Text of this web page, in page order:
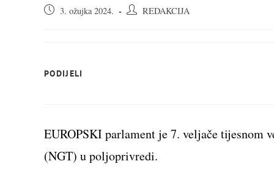
Objava3. ožujka 2024.
AutorREDAKCIJA
PODIJELI
EUROPSKI parlament je 7. veljače tijesnom
(NGT) u poljoprivredi.